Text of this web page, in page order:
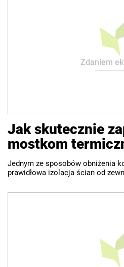
Zdaniem
Jak skutecznie
mostkom
Jednym ze sposobów obniżenia
prawidłowa izolacja ścian od